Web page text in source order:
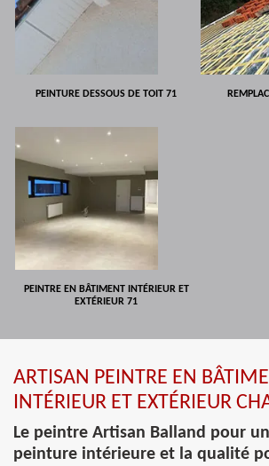
PEINTURE DESSOUS DE TOIT 71
PEINTRE EN BÂTIMENT INTÉRIEUR ET
EXTÉRIEUR 71
ARTISAN PEINTRE EN
INTÉRIEUR ET EXTÉRIEUR
Le peintre Artisan Balland pour
peinture intérieure et la qualité